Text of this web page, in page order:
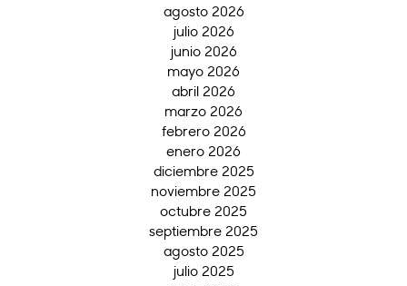
agosto 2026
julio 2026
junio 2026
mayo 2026
abril 2026
marzo 2026
febrero 2026
enero 2026
diciembre 2025
noviembre 2025
octubre 2025
septiembre 2025
agosto 2025
julio 2025